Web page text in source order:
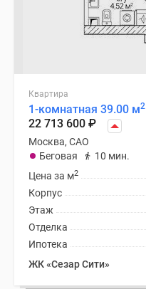
Квартира
1-комнатная 39.00 м2
22 713 600 ₽
Москва, САО
Беговая
10 мин.
Цена за м2
Корпус
Этаж
Отделка
Ипотека
ЖК «Сезар Сити»